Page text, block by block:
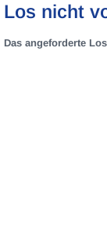
Los nicht
Das angeforderte